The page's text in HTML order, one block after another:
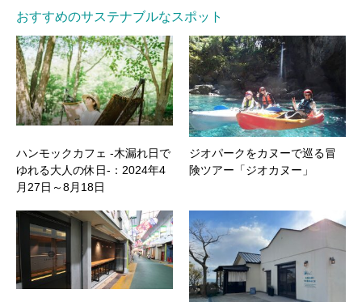
おすすめのサステナブルなスポット
ハンモックカフェ -木漏れ日で
ゆれる大人の休日-：2024年4
月27日～8月18日
ジオパークをカヌーで巡る冒
険ツアー「ジオカヌー」